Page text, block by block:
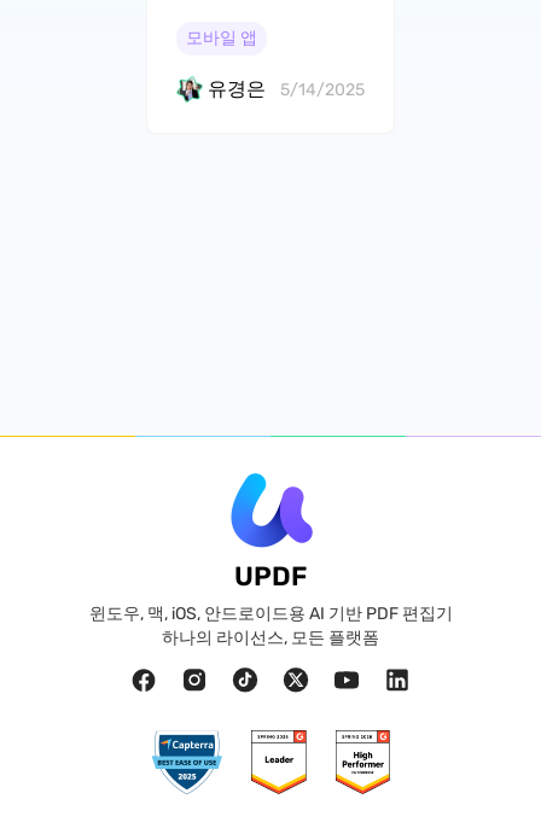
모바일 앱
유경은 5/14/2025
UPDF
윈도우, 맥, iOS, 안드로이드용 AI 기반 PDF 편집기
하나의 라이선스, 모든 플랫폼